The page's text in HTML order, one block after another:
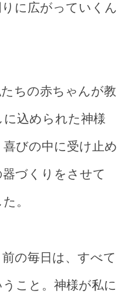
に広がっていくん
ちの赤ちゃんが教
込められた神様
びの中に受け止め
づくりをさせて
。
の毎日は、すべて
こと。神様が私に